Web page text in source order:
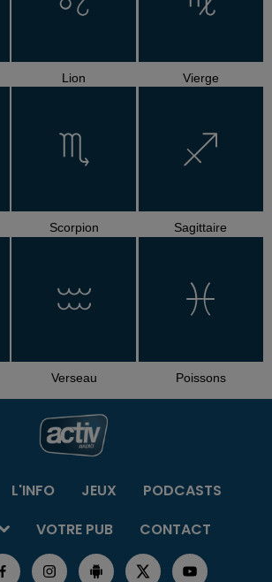
Lion Vierge
Scorpion Sagittaire
Verseau Poissons
L'INFO JEUX
PODCASTS
VOTRE PUB CONTACT